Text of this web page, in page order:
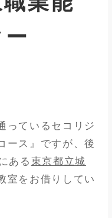
っているセコリジ
ース』ですが、後
ある 東京都立城
室をお借りしてい